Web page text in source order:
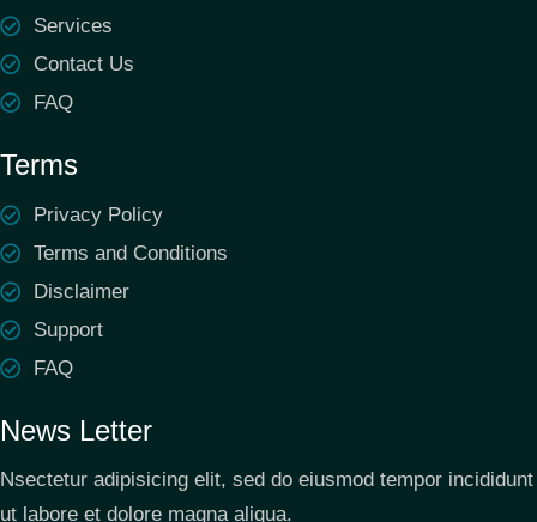
Services
Contact Us
FAQ
Terms
Privacy Policy
Terms and Conditions
Disclaimer
Support
FAQ
News Letter
Nsectetur adipisicing elit, sed do eiusmod tempor incididunt
ut labore et dolore magna aliqua.